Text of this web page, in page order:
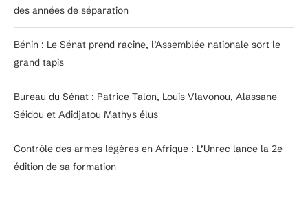
des années de séparation
Bénin : Le Sénat prend racine, l’Assemblée nationale sort le
grand tapis
Bureau du Sénat : Patrice Talon, Louis Vlavonou, Alassane
Séidou et Adidjatou Mathys élus
Contrôle des armes légères en Afrique : L’Unrec lance la 2e
édition de sa formation